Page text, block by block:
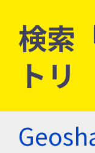
検索
トリ